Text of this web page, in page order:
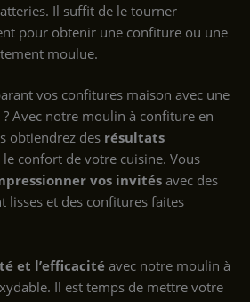
Il suffit de le tourner
pour obtenir une confiture ou une
moulue.
vos confitures maison avec une
Avec notre moulin à confiture en
obtiendrez des résultats
le confort de votre cuisine. Vous
vos invitésavec des
lisses et des confitures faites
et l’efficacité avec notre moulin à
Il est temps de mettre votre